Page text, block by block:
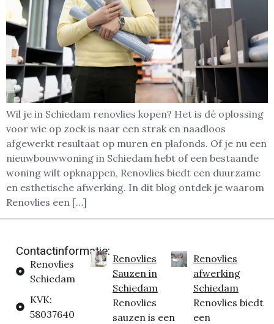
Wil je in Schiedam renovlies kopen? Het is dé oplossing
voor wie op zoek is naar een strak en naadloos
afgewerkt resultaat op muren en plafonds. Of je nu een
nieuwbouwwoning in Schiedam hebt of een bestaande
woning wilt opknappen, Renovlies biedt een duurzame
en esthetische afwerking. In dit blog ontdek je waarom
Renovlies een […]
Contactinformatie:
Renovlies
Schiedam
KVK:
58037640
Renovlies
Sauzen in
Schiedam
Renovlies
sauzen is een
Renovlies
afwerking
Schiedam
Renovlies biedt
een